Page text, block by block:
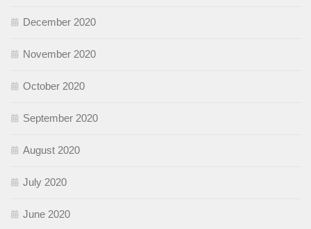
December 2020
November 2020
October 2020
September 2020
August 2020
July 2020
June 2020